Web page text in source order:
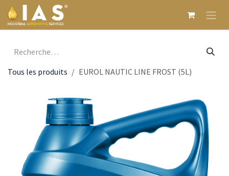
Se rendre au contenu
Tous les produits EUROL NAUTIC LINE FROST (5L)